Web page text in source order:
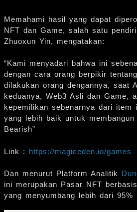
Memahami hasil yang dapat
NFT dan Game, salah satu
Zhuoxun Yin, mengatakan:
“Kami menyadari bahwa ini
dengan cara orang berpikir
dilakukan orang dengannya, saat
keduanya, Web3 Asli dan Game,
kepemilikan sebenarnya dari item
yang lebih baik untuk
Bearish”
Link : https://magiceden.io/games
Dan menurut Platform Analitik
ini merupakan Pasar NFT
yang menyumbang lebih dari 95%